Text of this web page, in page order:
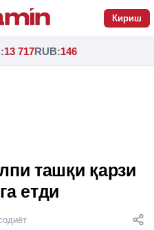
Кириш
:13 717RUB:146
ташқи қарзи
етди